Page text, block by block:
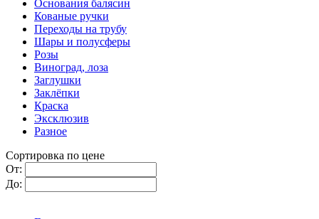
Основания балясин
Кованые ручки
Переходы на трубу
Шары и полусферы
Розы
Виноград, лоза
Заглушки
Заклёпки
Краска
Эксклюзив
Разное
Сортировка по цене
От:
До: